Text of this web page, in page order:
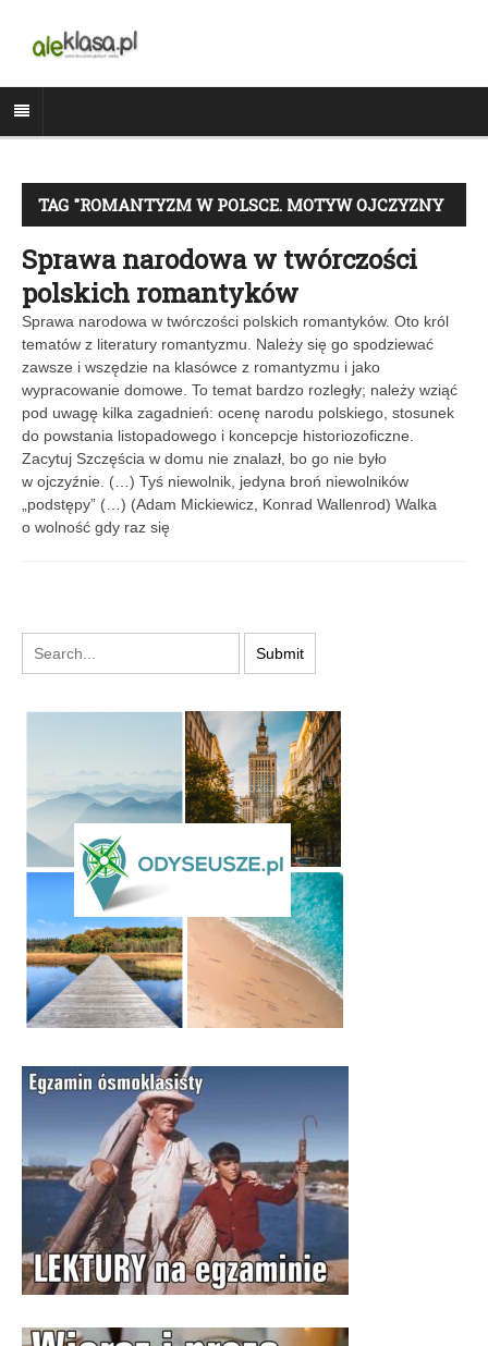
TAG "ROMANTYZM W POLSCE. MOTYW OJCZYZNY
Sprawa narodowa w twórczości
polskich romantyków
Sprawa narodowa w twórczości polskich romantyków. Oto król
tematów z literatury romantyzmu. Należy się go spodziewać
zawsze i wszędzie na klasówce z romantyzmu i jako
wypracowanie domowe. To temat bardzo rozległy; należy wziąć
pod uwagę kilka zagadnień: ocenę narodu polskiego, stosunek
do powstania listopadowego i koncepcje historiozoficzne.
Zacytuj Szczęścia w domu nie znalazł, bo go nie było
w ojczyźnie. (…) Tyś niewolnik, jedyna broń niewolników
„podstępy” (…) (Adam Mickiewicz, Konrad Wallenrod) Walka
o wolność gdy raz się